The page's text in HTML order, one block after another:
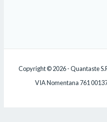
Copyright © 2026 - Quantaste
VIA Nomentana 761